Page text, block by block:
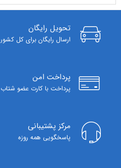
تحویل رایگان
ارسال رایگان برای کل کشور
پرداخت امن
پرداخت با کارت عضو شتاب
مرکز پشتیبانی
پاسخگویی همه روزه